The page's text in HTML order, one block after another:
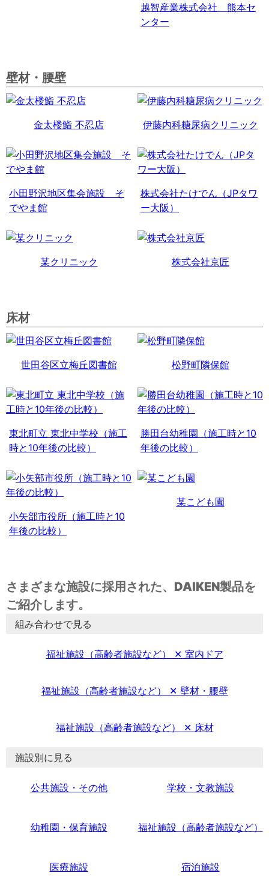
越智産業株式会社 熊本セ
ンター
壁材・腰壁
金太楼鮨 不忍店 伊藤内科糖尿病クリニック
小田野沢地区集会施設 そ
でやま館
株式会社たけでん（JPタワ
ー大阪）
某クリニック 株式会社京匠
床材
世田谷区立梅丘図書館 松野町隣保館
東北町立 東北中学校（施工
時と10年後の比較）
勝田台幼稚園（施工時と10
年後の比較）
小矢部市役所（施工時と10
年後の比較）
某こども園
さまざまな施設に採用された、DAIKEN製品を
ご紹介します。
組み合わせで見る
福祉施設（高齢者施設など） ✕ 室内ドア
福祉施設（高齢者施設など） ✕ 壁材・腰壁
福祉施設（高齢者施設など） ✕ 床材
施設別に見る
公共施設・その他 学校・文教施設
幼稚園・保育施設 福祉施設（高齢者施設など）
医療施設 宿泊施設